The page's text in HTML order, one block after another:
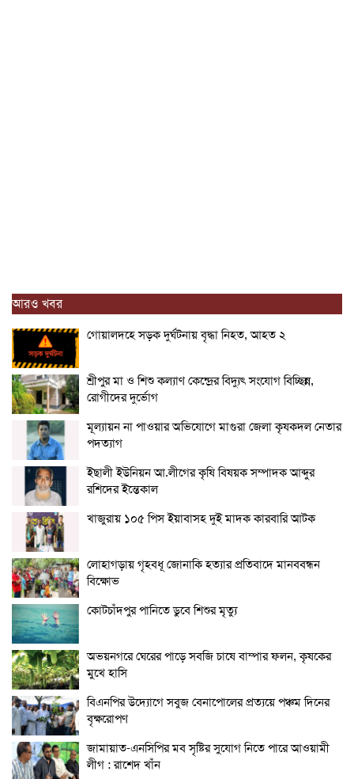
আরও খবর
গোয়ালদহে সড়ক দুর্ঘটনায় বৃদ্ধা নিহত, আহত ২
শ্রীপুর মা ও শিশু কল্যাণ কেন্দ্রের বিদ্যুৎ সংযোগ বিচ্ছিন্ন,
রোগীদের দুর্ভোগ
মূল্যায়ন না পাওয়ার অভিযোগে মাগুরা জেলা কৃষকদল নেতার
পদত্যাগ
ইছালী ইউনিয়ন আ.লীগের কৃষি বিষয়ক সম্পাদক আব্দুর
রশিদের ইন্তেকাল
খাজুরায় ১০৫ পিস ইয়াবাসহ দুই মাদক কারবারি আটক
লোহাগড়ায় গৃহবধূ জোনাকি হত্যার প্রতিবাদে মানববন্ধন
বিক্ষোভ
কোটচাঁদপুর পানিতে ডুবে শিশুর মৃত্যু
অভয়নগরে ঘেরের পাড়ে সবজি চাষে বাম্পার ফলন, কৃষকের
মুখে হাসি
বিএনপির উদ্যোগে সবুজ বেনাপোলের প্রত্যয়ে পঞ্চম দিনের
বৃক্ষরোপণ
জামায়াত-এনসিপির মব সৃষ্টির সুযোগ নিতে পারে আওয়ামী
লীগ : রাশেদ খাঁন